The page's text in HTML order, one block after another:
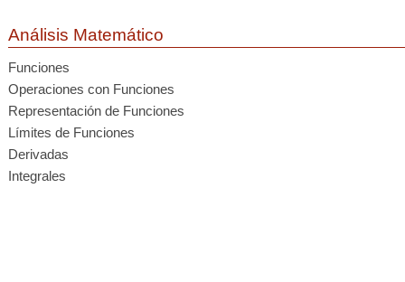
Análisis Matemático
Funciones
Operaciones con Funciones
Representación de Funciones
Límites de Funciones
Derivadas
Integrales